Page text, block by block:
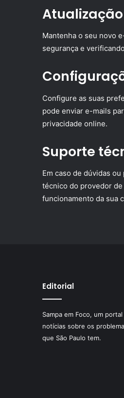
Mantenha o seu novo
segurança e
Configure as suas
pode enviar e-mails
privacidade online.
Suporte
Em caso de dúvidas
técnico do provedor
funcionamento da sua
Editorial
Sampa em Foco, um
notícias sobre os
que São Paulo tem.